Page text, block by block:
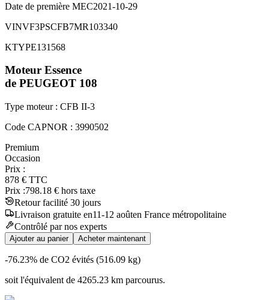
Date de première MEC2021-10-29
VINVF3PSCFB7MR103340
KTYPE131568
Moteur Essence
de PEUGEOT 108
Type moteur : CFB II-3
Code CAPNOR : 3990502
Premium
Occasion
Prix :
878 € TTC
Prix :798.18 € hors taxe
Retour facilité 30 jours
Livraison gratuite en11-12 aoûten France métropolitaine
Contrôlé par nos experts
Ajouter au panier Acheter maintenant
-76.23% de CO2 évités (516.09 kg)
soit l'équivalent de 4265.23 km parcourus.